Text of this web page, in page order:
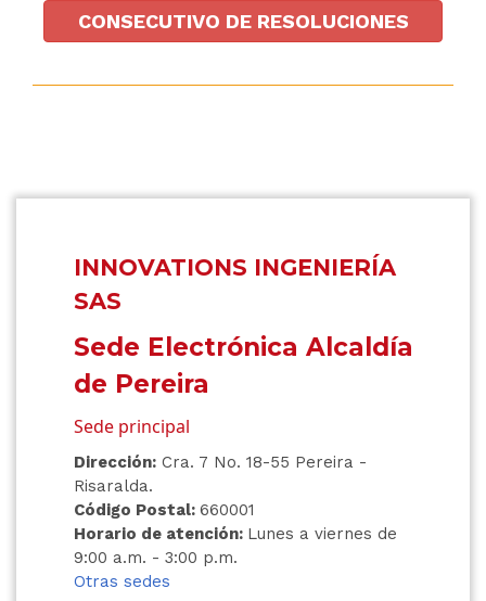
CONSECUTIVO DE RESOLUCIONES
INNOVATIONS INGENIERÍA
SAS
Sede Electrónica Alcaldía
de Pereira
Sede principal
Dirección:Cra. 7 No. 18-55 Pereira -
Risaralda.
Código Postal: 660001
Horario de atención: Lunes a viernes de
9:00 a.m. - 3:00 p.m.
Otras sedes